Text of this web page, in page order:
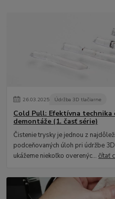
26.03.2025 Údržba 3D tlačiarne
Cold Pull: Efektívna technika
demontáže (1. časť série)
Čistenie trysky je jednou z
podceňovaných úloh pri údržbe
ukážeme niekoľko overenýc...čítať